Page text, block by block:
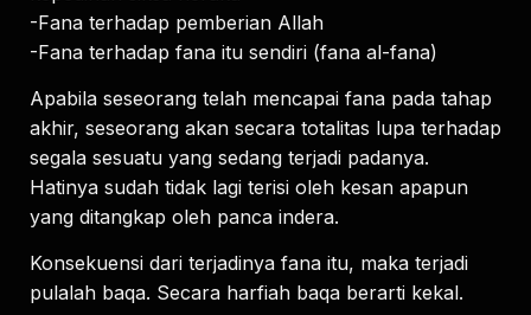
-Fana terhadap pemberian Allah
-Fana terhadap fana itu sendiri (fana al-fana)
Apabila seseorang telah mencapai fana pada tahap
akhir, seseorang akan secara totalitas lupa terhadap
segala sesuatu yang sedang terjadi padanya.
Hatinya sudah tidak lagi terisi oleh kesan apapun
yang ditangkap oleh panca indera.
Konsekuensi dari terjadinya fana itu, maka terjadi
pulalah baqa. Secara harfiah baqa berarti kekal.